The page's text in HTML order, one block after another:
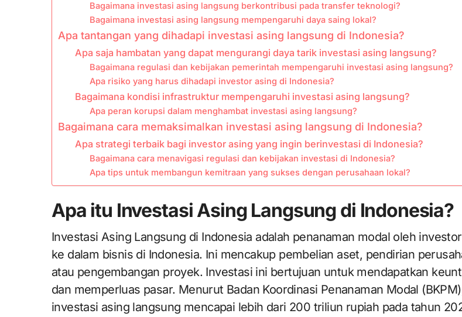
Bagaimana investasi asing langsung berkontribusi pada transfer teknologi?
Bagaimana investasi asing langsung mempengaruhi daya saing lokal?
Apa tantangan yang dihadapi investasi asing langsung di Indonesia?
Apa saja hambatan yang dapat mengurangi daya tarik investasi asing langsung?
Bagaimana regulasi dan kebijakan pemerintah mempengaruhi investasi asing langsung?
Apa risiko yang harus dihadapi investor asing di Indonesia?
Bagaimana kondisi infrastruktur mempengaruhi investasi asing langsung?
Apa peran korupsi dalam menghambat investasi asing langsung?
Bagaimana cara memaksimalkan investasi asing langsung di Indonesia?
Apa strategi terbaik bagi investor asing yang ingin berinvestasi di Indonesia?
Bagaimana cara menavigasi regulasi dan kebijakan investasi di Indonesia?
Apa tips untuk membangun kemitraan yang sukses dengan perusahaan lokal?
Apa itu Investasi Asing Langsung di Indonesia?
Investasi Asing Langsung di Indonesia adalah penanaman modal oleh
ke dalam bisnis di Indonesia. Ini mencakup pembelian aset, pendirian
atau pengembangan proyek. Investasi ini bertujuan untuk mendapatkan
dan memperluas pasar. Menurut Badan Koordinasi Penanaman Modal
investasi asing langsung mencapai lebih dari 200 triliun rupiah pada tahun